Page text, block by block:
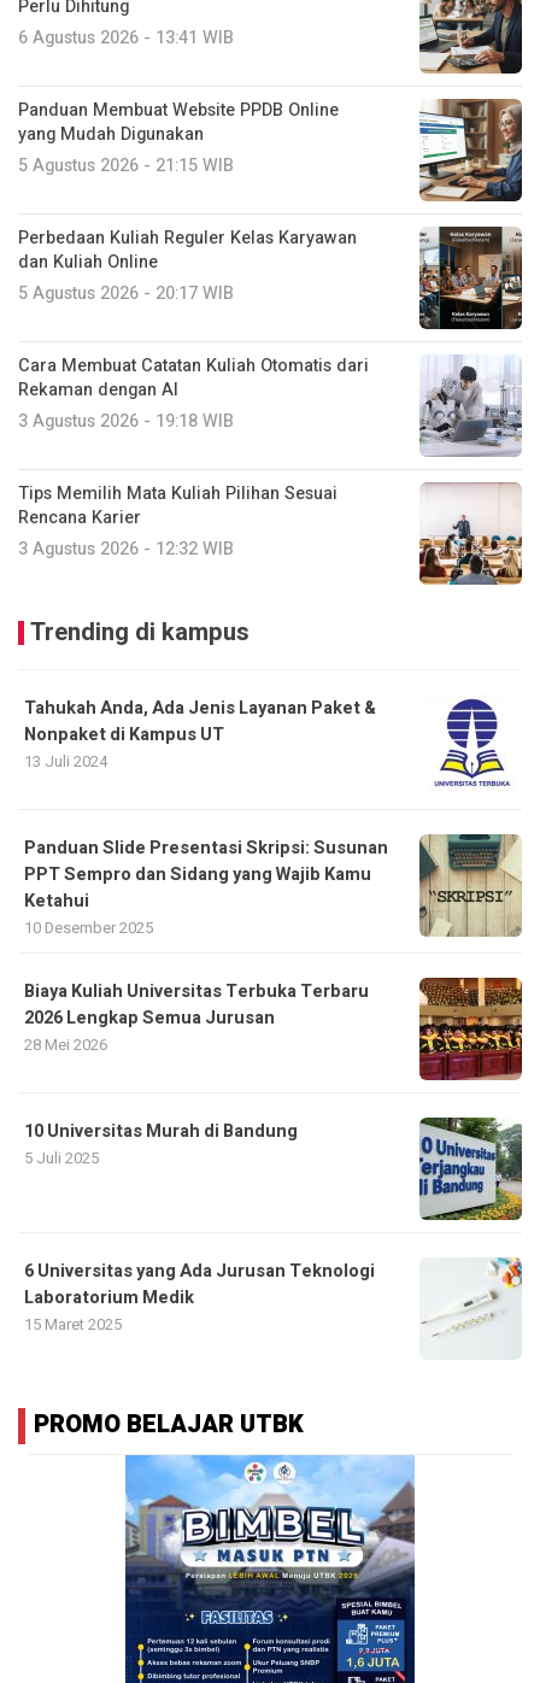
Perlu Dihitung
6 Agustus 2026 - 13:41 WIB
Panduan Membuat Website PPDB Online
yang Mudah Digunakan
5 Agustus 2026 - 21:15 WIB
Perbedaan Kuliah Reguler Kelas Karyawan
dan Kuliah Online
5 Agustus 2026 - 20:17 WIB
Cara Membuat Catatan Kuliah Otomatis dari
Rekaman dengan AI
3 Agustus 2026 - 19:18 WIB
Tips Memilih Mata Kuliah Pilihan Sesuai
Rencana Karier
3 Agustus 2026 - 12:32 WIB
Trending di kampus
Tahukah Anda, Ada Jenis Layanan Paket &
Nonpaket di Kampus UT
13 Juli 2024
Panduan Slide Presentasi Skripsi: Susunan
PPT Sempro dan Sidang yang Wajib Kamu
Ketahui
10 Desember 2025
Biaya Kuliah Universitas Terbuka Terbaru
2026 Lengkap Semua Jurusan
28 Mei 2026
10 Universitas Murah di Bandung
5 Juli 2025
6 Universitas yang Ada Jurusan Teknologi
Laboratorium Medik
15 Maret 2025
PROMO BELAJAR UTBK